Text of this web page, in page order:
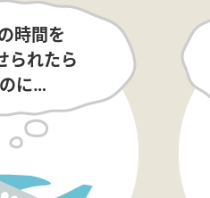
時間を
られたら
に…